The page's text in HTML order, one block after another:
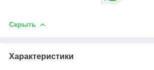
Скрыть
Характеристики